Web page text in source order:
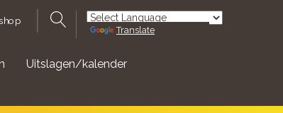
Powered by
Translate
Uitslagen/kalender